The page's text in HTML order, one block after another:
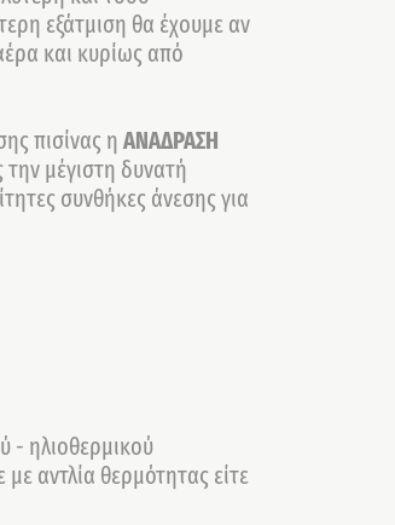
εξάτμιση θα έχουμε αν
και κυρίως από
πισίνας η ΑΝΑΔΡΑΣΗ
μέγιστη δυνατή
συνθήκες άνεσης για
- ηλιοθερμικού
αντλία θερμότητας είτε